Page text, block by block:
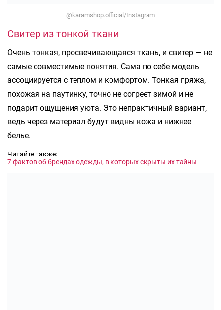
@karamshop.official/Instagram
Свитер из тонкой ткани
Очень тонкая, просвечивающаяся ткань, и свитер — не
самые совместимые понятия. Сама по себе модель
ассоциируется с теплом и комфортом. Тонкая пряжа,
похожая на паутинку, точно не согреет зимой и не
подарит ощущения уюта. Это непрактичный вариант,
ведь через материал будут видны кожа и нижнее
белье.
Читайте также:
7 фактов об брендах одежды, в которых скрыты их тайны